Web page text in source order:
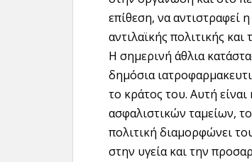
επίθεση, να αντιστραφεί
αντιλαϊκής πολιτικής
Η σημερινή άθλια
δημόσια
το κράτος του. Αυτή
ασφαλιστικών ταμείων,
πολιτική διαμορφώνει
στην υγεία και την